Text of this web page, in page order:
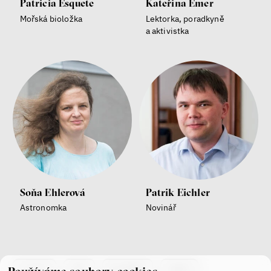
Jakub Rákosník
Ondřej Slačálek
Miroslav Palanský
ekonomika
Fotogalerie IF 2025
Patricia Esquete
Mořská bioložka
Kateřina Emer
Lektorka, poradkyně
a aktivistka
Soňa Ehlerová
Astronomka
Patrik Eichler
Novinář
co je if tým kontakty